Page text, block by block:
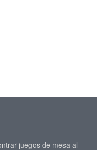
juegos de mesa al